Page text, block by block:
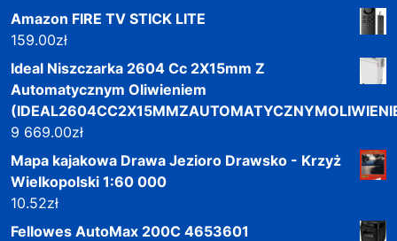
Amazon FIRE TV STICK LITE
159.00zł
Ideal Niszczarka 2604 Cc 2X15mm Z
Automatycznym Oliwieniem
9 669.00zł
Mapa kajakowa Drawa Jezioro Drawsko - Krzyż
Wielkopolski 1:60 000
10.52zł
Fellowes AutoMax 200C 4653601